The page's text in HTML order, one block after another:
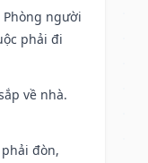
người
phải đi
về nhà.
đòn,